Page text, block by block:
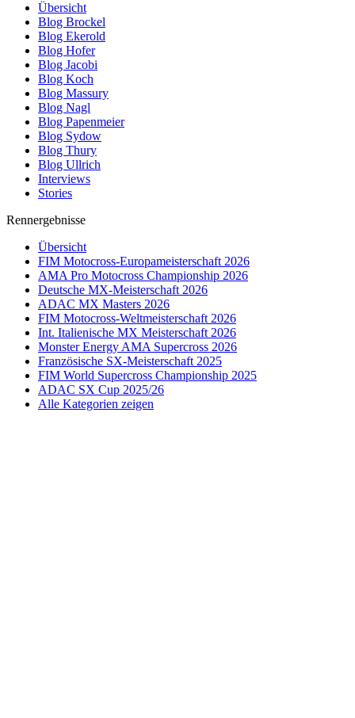
Übersicht
Blog Brockel
Blog Ekerold
Blog Hofer
Blog Jacobi
Blog Koch
Blog Massury
Blog Nagl
Blog Papenmeier
Blog Sydow
Blog Thury
Blog Ullrich
Interviews
Stories
Rennergebnisse
Übersicht
FIM Motocross-Europameisterschaft 2026
AMA Pro Motocross Championship 2026
Deutsche MX-Meisterschaft 2026
ADAC MX Masters 2026
FIM Motocross-Weltmeisterschaft 2026
Int. Italienische MX Meisterschaft 2026
Monster Energy AMA Supercross 2026
Französische SX-Meisterschaft 2025
FIM World Supercross Championship 2025
ADAC SX Cup 2025/26
Alle Kategorien zeigen